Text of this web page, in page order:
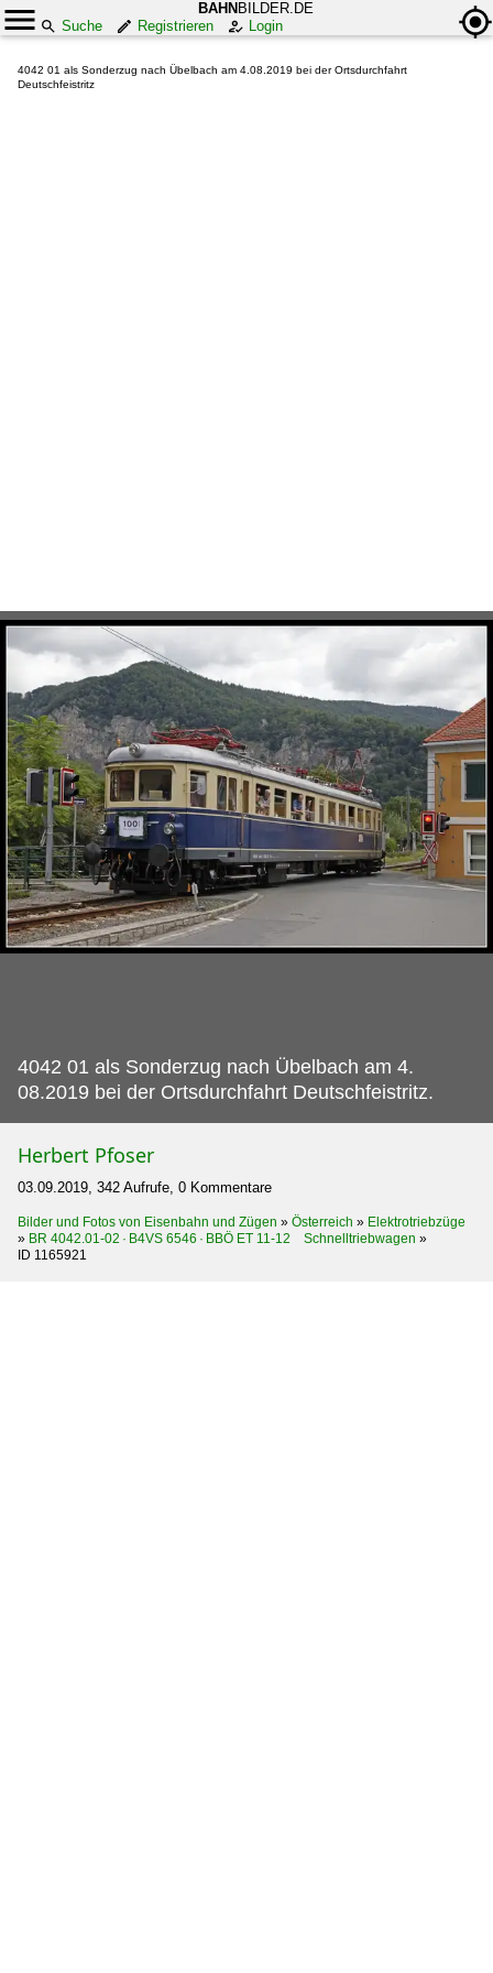
BAHN BILDER.DE
Suche
Registrieren Login
4042 01 als Sonderzug nach Übelbach am 4.08.2019 bei der Ortsdurchfahrt
Deutschfeistritz
4042 01 als Sonderzug nach Übelbach am 4.
08.2019 bei der Ortsdurchfahrt Deutschfeistritz.
Herbert Pfoser
03.09.2019, 342 Aufrufe, 0 Kommentare
Bilder und Fotos von Eisenbahn und Zügen » Österreich » Elektrotriebzüge
» BR 4042.01-02 · B4VS 6546 · BBÖ ET 11-12 Schnelltriebwagen »
ID 1165921